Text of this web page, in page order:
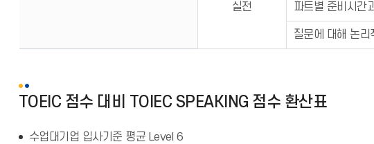
실전 파트별 준비시간
질문에 대해 논
TOEIC 점수 대비 TOIEC SPEAKING 점수 환산표
수업대기업 입사기준 평균 Level 6